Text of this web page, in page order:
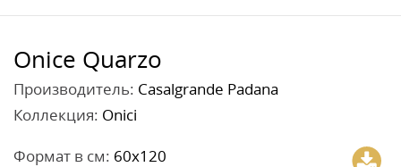
Onice Quarzo
Производитель: Casalgrande Padana
Коллекция: Onici
Формат в см: 60x120